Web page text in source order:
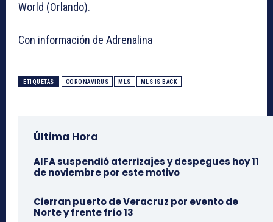
World (Orlando).
Con información de Adrenalina
ETIQUETAS CORONAVIRUS MLS MLS IS BACK
Última Hora
AIFA suspendió aterrizajes y despegues hoy 11
de noviembre por este motivo
Cierran puerto de Veracruz por evento de
Norte y frente frío 13